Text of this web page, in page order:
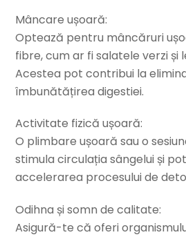
Mâncare ușoară:
Optează pentru mâncăruri
fibre, cum ar fi salatele verzi și
Acestea pot contribui la
îmbunătățirea digestiei.
Activitate fizică ușoară:
O plimbare ușoară sau o
stimula circulația sângelui și
accelerarea procesului de
Odihna și somn de calitate:
Asigură-te că oferi